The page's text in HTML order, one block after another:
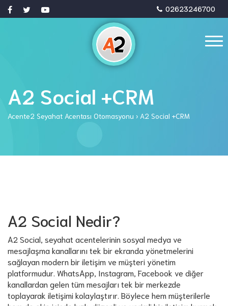
02623246700
A2 Social +CRM
Acente2 Seyahat Acentası Otomasyonu › A2 Social +CRM
A2 Social Nedir?
A2 Social, seyahat acentelerinin sosyal medya ve
mesajlaşma kanallarını tek bir ekranda yönetmelerini
sağlayan modern bir iletişim ve müşteri yönetim
platformudur. WhatsApp, Instagram, Facebook ve diğer
kanallardan gelen tüm mesajları tek bir merkezde
toplayarak iletişimi kolaylaştırır. Böylece hem müşterilerle